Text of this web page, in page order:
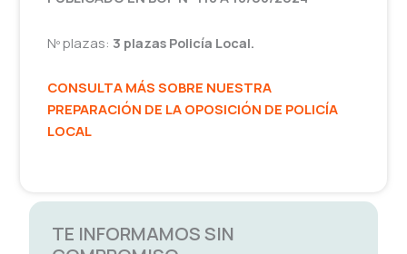
Nº plazas: 3 plazas Policía Local.
CONSULTA MÁS SOBRE NUESTRA
PREPARACIÓN DE LA OPOSICIÓN DE POLICÍA
LOCAL
TE INFORMAMOS SIN